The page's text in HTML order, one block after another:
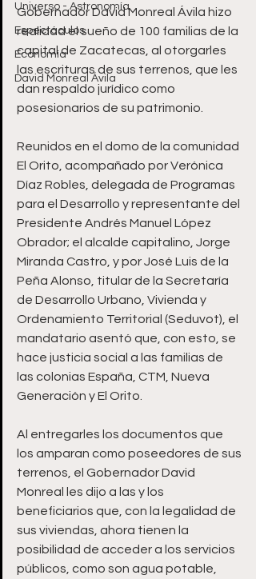
Universo - Astronomía
Espectáculos
Economía
David Monreal Ávila
Gobernador David Monreal Ávila hizo
realidad el sueño de 100 familias de la
capital de Zacatecas, al otorgarles
las escrituras de sus terrenos, que les
dan respaldo jurídico como
posesionarios de su patrimonio.
Reunidos en el domo de la comunidad
El Orito, acompañado por Verónica
Díaz Robles, delegada de Programas
para el Desarrollo y representante del
Presidente Andrés Manuel López
Obrador; el alcalde capitalino, Jorge
Miranda Castro, y por José Luis de la
Peña Alonso, titular de la Secretaría
de Desarrollo Urbano, Vivienda y
Ordenamiento Territorial (Seduvot), el
mandatario asentó que, con esto, se
hace justicia social a las familias de
las colonias España, CTM, Nueva
Generación y El Orito.
Al entregarles los documentos que
los amparan como poseedores de sus
terrenos, el Gobernador David
Monreal les dijo a las y los
beneficiarios que, con la legalidad de
sus viviendas, ahora tienen la
posibilidad de acceder a los servicios
públicos, como son agua potable,